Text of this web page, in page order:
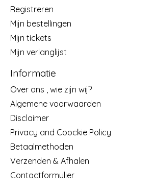
Registreren
Mijn bestellingen
Mijn tickets
Mijn verlanglijst
Informatie
Over ons , wie zijn wij?
Algemene voorwaarden
Disclaimer
Privacy and Coockie Policy
Betaalmethoden
Verzenden & Afhalen
Contactformulier